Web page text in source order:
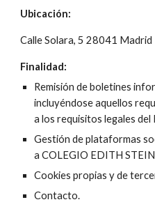
Ubicación:
Calle Solara, 5 28041 Madrid
Finalidad:
Remisión de boletines
incluyéndose aquellos
a los requisitos legales del
Gestión de plataformas
a COLEGIO EDITH
Cookies propias y de
Contacto.